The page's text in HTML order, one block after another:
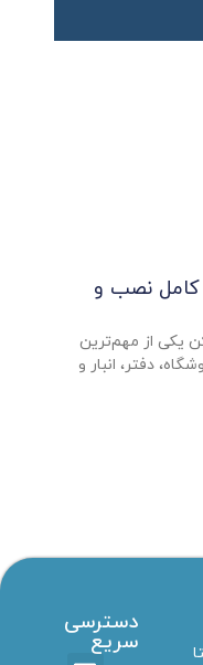
کامل نصب و
یکی از مهم‌ترین
دفتر، انبار و
دسترسی
سریع